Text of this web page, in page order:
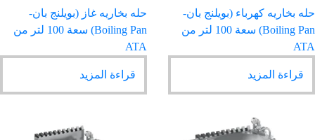
بخاريه كهرباء (بويلنج بان-
Boiling Pan) سعة 100 لتر من
قراءة المزيد
حله بخاريه غاز (بويلنج بان-
Boiling Pan) سعة 100 لتر من
ATA
قراءة المزيد